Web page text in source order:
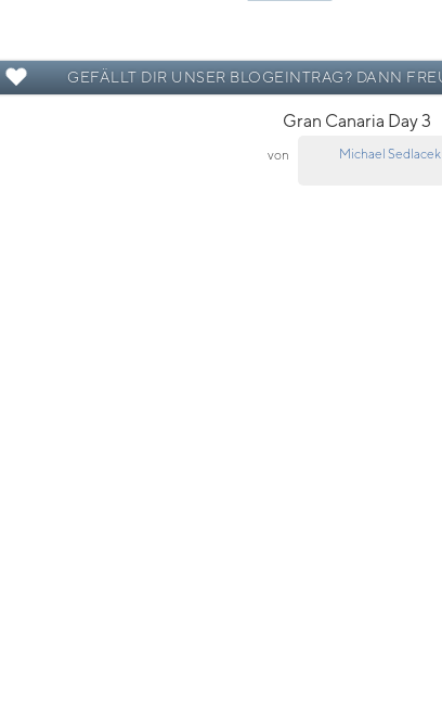
GEFÄLLT DIR UNSER BLOGEINTRAG? DANN
Gran Canaria Day 3
von Michael Sedlacek